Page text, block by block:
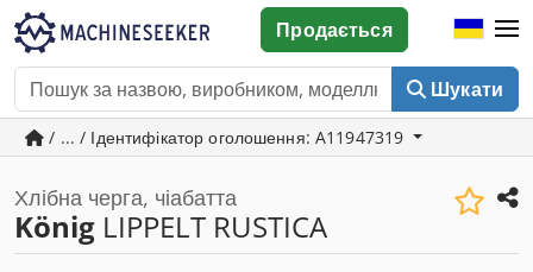
Шукати
Продається
/ ... / Ідентифікатор оголошення: A11947319
Хлібна черга, чіабатта
König LIPPELT RUSTICA